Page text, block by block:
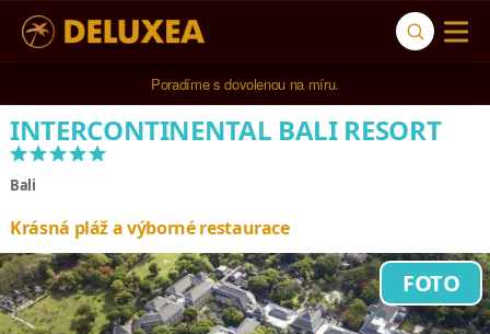
Poradíme s dovolenou na míru.
5* cestovní kancelář na luxusní dovolenou od 100.000 Kč.
INTERCONTINENTAL BALI RESORT
*****
Bali
Krásná pláž a výborné restaurace
FOTO